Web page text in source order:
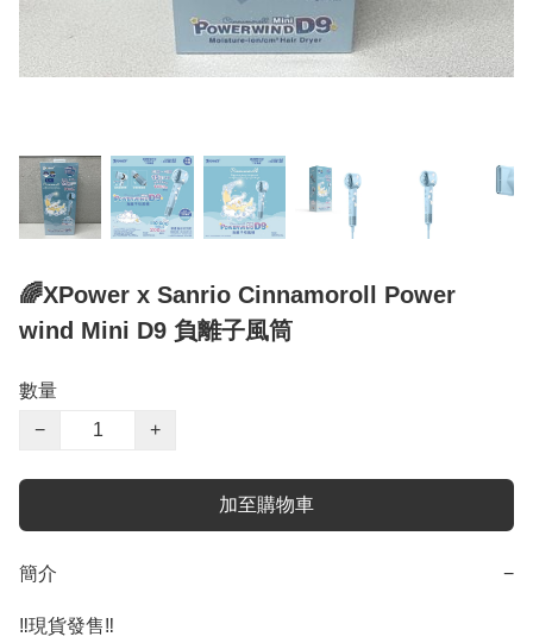
🌈XPower x Sanrio Cinnamoroll Power
wind Mini D9 負離子風筒
數量
−
+
加至購物車
簡介 −
‼️現貨發售‼️